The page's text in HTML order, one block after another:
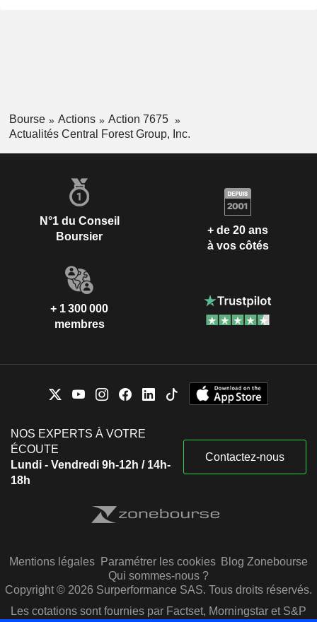
Bourse Actions
Action 7675
Actualités Central Forest Group, Inc.
N°1 du Conseil
Boursier
+ de 20 ans
à vos côtés
+ 1 300 000
membres
NOS EXPERTS À VOTRE
ÉCOUTE
Lundi - Vendredi 9h-12h / 14h-
18h
Contactez-nous
Mentions légales Paramétrer les cookies Blog Zonebourse
Qui sommes-nous ?
Copyright © 2026 Surperformance SAS. Tous droits réservés.
Les cotations sont fournies par Factset, Morningstar et S&P